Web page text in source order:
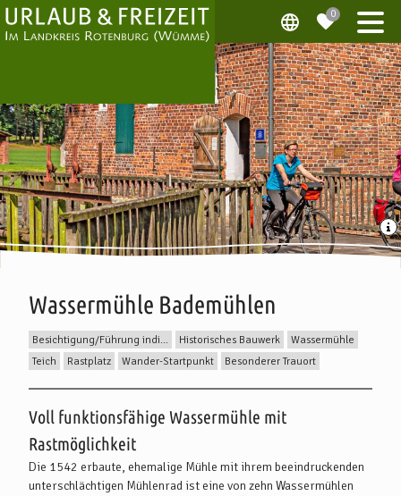
Wassermühle Bademühlen
Besichtigung/Führung individuell Historisches Bauwerk
Wassermühle
Teich
Rastplatz Wander-Startpunkt Besonderer Trauort
Beschreibung
Voll funktionsfähige Wassermühle mit
Rastmöglichkeit
Die 1542 erbaute, ehemalige Mühle mit ihrem beeindruckenden
unterschlächtigen Mühlenrad ist eine von zehn Wassermühlen